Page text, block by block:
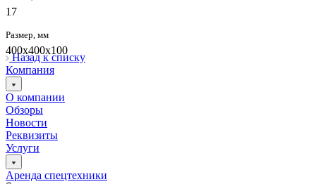
17
Размер, мм
400х400х100
Назад к списку
Компания
О компании
Обзоры
Новости
Реквизиты
Услуги
Аренда спецтехники